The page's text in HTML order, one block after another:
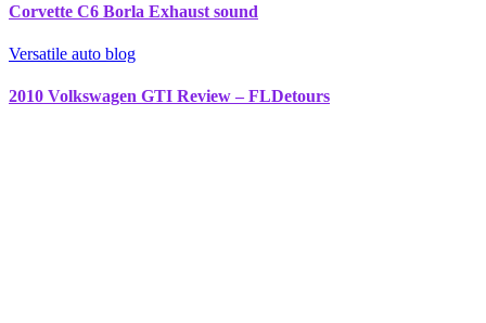
Corvette C6 Borla Exhaust sound
Versatile auto blog
2010 Volkswagen GTI Review – FLDetours